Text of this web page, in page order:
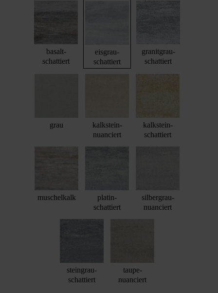
basalt-
schattiert
eisgrau-
schattiert
granitgrau-
schattiert
grau
kalkstein-
nuanciert
kalkstein-
schattiert
muschelkalk
platin-
schattiert
silbergrau-
nuanciert
steingrau-
schattiert
taupe-
nuanciert